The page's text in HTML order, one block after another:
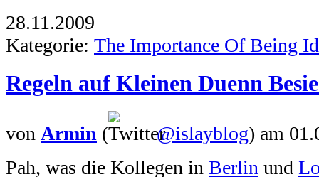
28.11.2009
Kategorie: The Importance Of Being
Regeln auf Kleinen Duenn
von Armin ( @islayblog) am
Pah, was die Kollegen in Berlin und